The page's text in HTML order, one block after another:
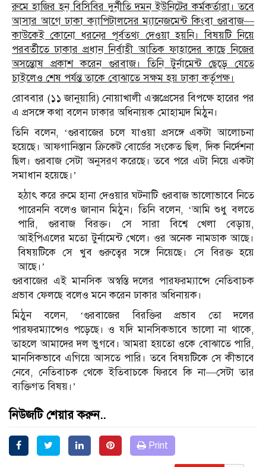
রুমে হাজির হন বিসিবির দুর্নীতি দমন ইউনিটের কর্মকর্তারা। তবে
আসার আগে ঢাকা ক্যাপিটালসের ম্যানেজমেন্ট কিংবা গুরবাজ—
কাউকেই কোনো ধরনের পূর্বতথ্য দেওয়া হয়নি। বিষয়টি নিয়ে
পরবর্তীতে ঢাকার প্রধান নির্বাহী আতিক ফাহাদের কাছে নিজের
অসন্তোষ প্রকাশ করেন গুরবাজ। তিনি টুর্নামেন্ট ছেড়ে যেতে
চাইলেও শেষ পর্যন্ত তাকে বোঝাতে সক্ষম হয় ঢাকা কর্তৃপক্ষ।
রোববার (১১ জানুয়ারি) নোয়াখালী এক্সপ্রেসের বিপক্ষে হারের পর
এ প্রসঙ্গে কথা বলেন ঢাকার অধিনায়ক মোহাম্মদ মিঠুন।
তিনি বলেন, ‘গুরবাজের চলে যাওয়া প্রসঙ্গে একটা আলোচনা
হয়েছে। আফগানিস্তান ক্রিকেট বোর্ডের সংকেত ছিল, দিক নির্দেশনা
ছিল। গুরবাজ সেটা অনুসরণ করেছে। তবে পরে এটা নিয়ে একটা
সমাধান হয়েছে।’
হঠাৎ করে রুমে হানা দেওয়ার ঘটনাটি গুরবাজ ভালোভাবে নিতে
পারেননি বলেও জানান মিঠুন। তিনি বলেন, ‘আমি শুধু বলতে
পারি, গুরবাজ বিরক্ত। সে সারা বিশ্বে খেলা বেড়ায়,
আইপিএলের মতো টুর্নামেন্ট খেলে। ওর অনেক নামডাক আছে।
বিষয়টিকে সে খুব গুরুত্বের সঙ্গে নিয়েছে। সে বিরক্ত হয়ে
আছে।’
গুরবাজের এই মানসিক অস্বস্তি দলের পারফরম্যান্সে নেতিবাচক
প্রভাব ফেলছে বলেও মনে করেন ঢাকার অধিনায়ক।
মিঠুন বলেন, ‘গুরবাজের বিরক্তির প্রভাব তো দলের
পারফরম্যান্সেও পড়েছে। ও যদি মানসিকভাবে ভালো না থাকে,
তাহলে আমাদের দল ভুগবে। আমরা হয়তো ওকে বোঝাতে পারি,
মানসিকভাবে এগিয়ে আসতে পারি। তবে বিষয়টিকে সে কীভাবে
নেবে, নেতিবাচক থেকে ইতিবাচকে ফিরবে কি না—সেটা তার
ব্যক্তিগত বিষয়।’
নিউজটি শেয়ার করুন..
Print